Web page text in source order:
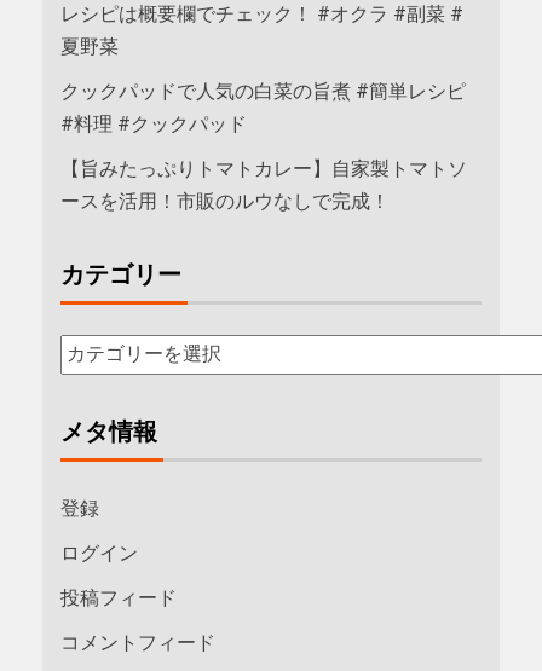
レシピは概要欄でチェック！ #オクラ #副菜 #
夏野菜
クックパッドで人気の白菜の旨煮 #簡単レシピ
#料理 #クックパッド
【旨みたっぷりトマトカレー】自家製トマトソ
ースを活用！市販のルウなしで完成！
カテゴリー
メタ情報
登録
ログイン
投稿フィード
コメントフィード